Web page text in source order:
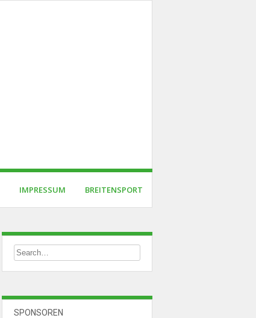
IMPRESSUM BREITENSPORT
SPONSOREN